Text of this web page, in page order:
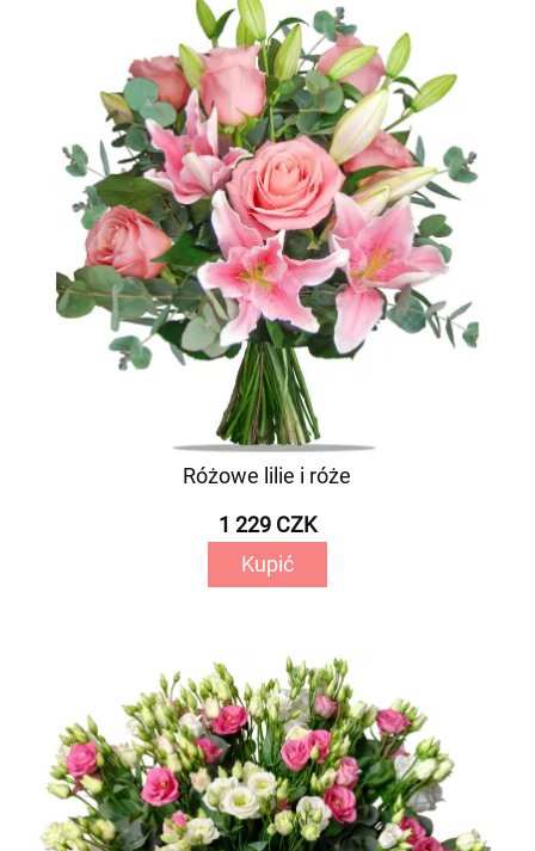
Różowe lilie i róże
1 229 CZK
Kupić